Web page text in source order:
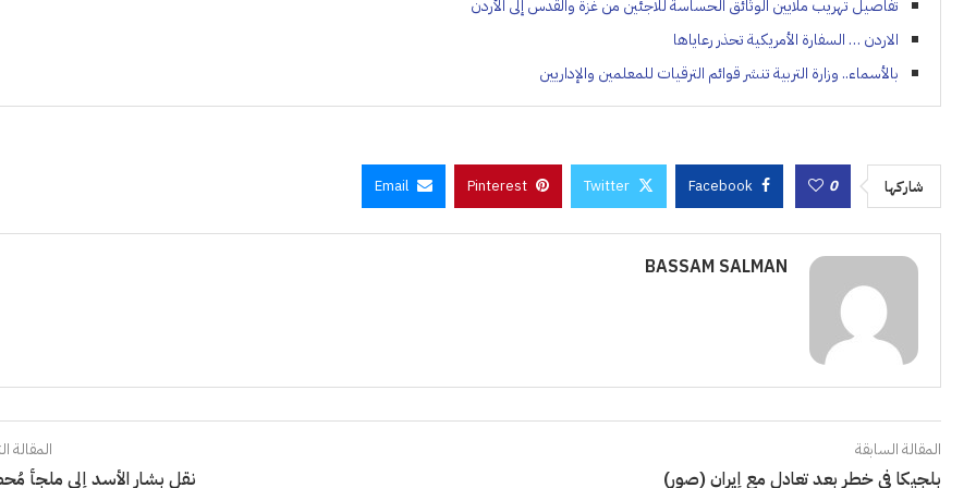
تفاصيل تهريب ملايين الوثائق الحساسة للاجئين من غزة والقدس إلى الأردن
الاردن … السفارة الأمريكية تحذر رعاياها
بالأسماء.. وزارة التربية تنشر قوائم الترقيات للمعلمين والإداريين
شاركها 0
Facebook
Twitter
Pinterest
Email
BASSAM SALMAN
المقالة السابقة
بلجيكا في خطر بعد تعادل مع إيران (صور)
المقالة
نقل بشار الأسد إلى ملجأ